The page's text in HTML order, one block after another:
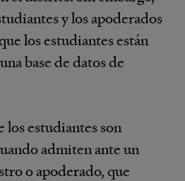
y los apoderados
los estudiantes están
base de datos de
estudiantes son
admiten ante un
o apoderado, que